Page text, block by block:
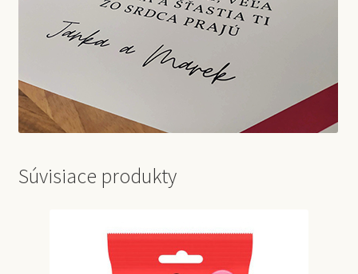
Súvisiace produkty